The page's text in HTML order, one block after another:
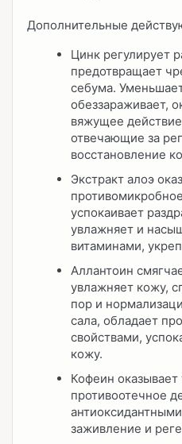
Дополнительные
Цинк регулирует
предотвращает
себума.
обеззараживает,
вяжущее
отвечающие за
восстановление
Экстракт алоэ
успокаивает
увлажняет и
витаминами,
Аллантоин
увлажняет кожу,
пор и
сала, обладает
свойствами,
кожу.
Кофеин
противоотечное
заживление и